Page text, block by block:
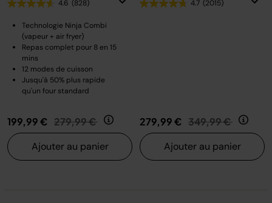
4.6 (828)
Technologie Ninja Combi
(vapeur + air fryer)
Repas complet pour 8 en 15
mins
12 modes de cuisson
Jusqu'à 50% plus rapide
qu'un four standard
199,99 € Prix réduit de
279,99 € au
Ajouter au panier
4.7 (2015)
279,99 € Prix réduit de
349,99 € au
Ajouter au panier